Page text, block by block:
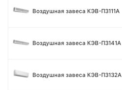
Воздушная завеса КЭВ-П3111A
Воздушная завеса КЭВ-П3141A
Воздушная завеса КЭВ-П3132A